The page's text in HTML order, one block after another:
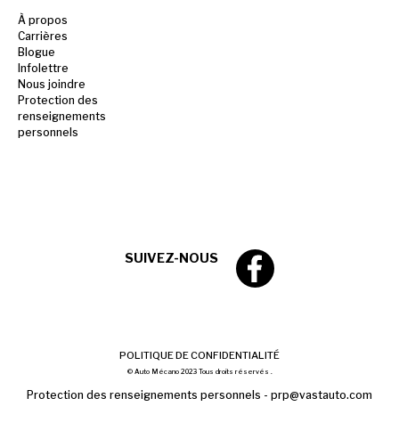
À propos
Carrières
Blogue
Infolettre
Nous joindre
Protection des
renseignements
personnels
SUIVEZ-NOUS
POLITIQUE DE CONFIDENTIALITÉ
© Auto Mécano 2023 Tous droits réservés .
Protection des renseignements personnels - prp@vastauto.com